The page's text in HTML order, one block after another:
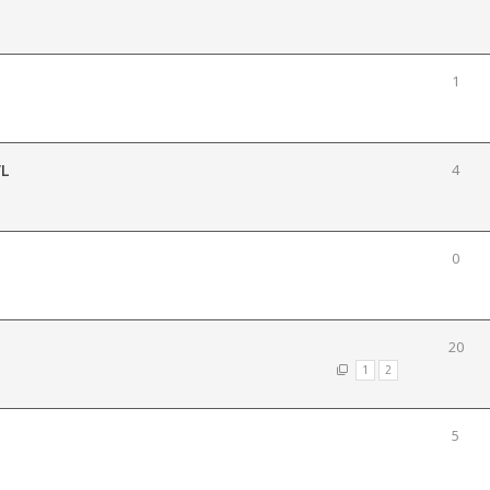
1
4
0
1 2
20
5